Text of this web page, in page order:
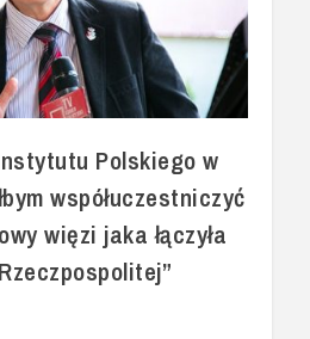
Polskiego w
współuczestniczyć
więzi jaka łączyła